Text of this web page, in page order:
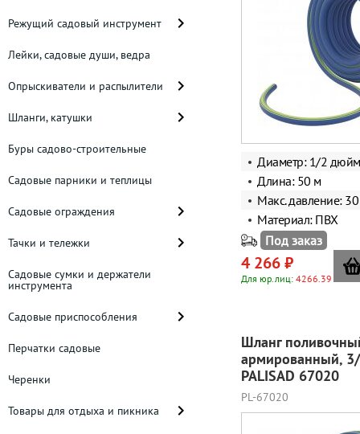
Режущий садовый инструмент
Лейки, садовые души, ведра
Опрыскиватели и распылители
Шланги, катушки
Буры садово-строительные
Садовые парники и теплицы
Садовые ограждения
Тачки и тележки
Садовые сумки и держатели
инструмента
Садовые приспособления
Перчатки садовые
Черенки
Товары для отдыха и пикника
Диаметр: 1/2
Длина: 50 м
Макс. давление:
Материал: ПВХ
Под заказ
4 266 ₽
Для юр.лиц: 4266.39
Шланг
армированный,
PALISAD 67020
PL-67020